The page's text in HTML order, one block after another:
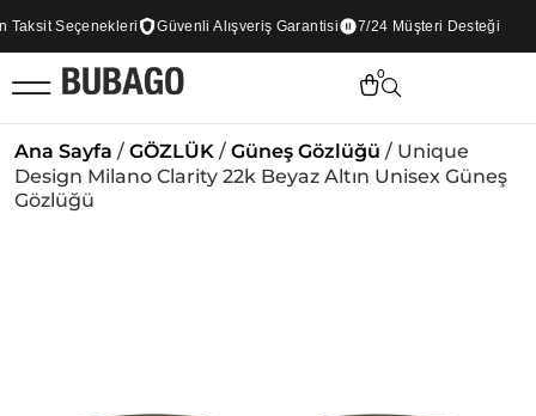
Seçenekleri Güvenli Alışveriş Garantisi 7/24 Müşteri Desteği
0
Ana Sayfa / GÖZLÜK / Güneş Gözlüğü / Unique
Design Milano Clarity 22k Beyaz Altın Unisex Güneş
Gözlüğü